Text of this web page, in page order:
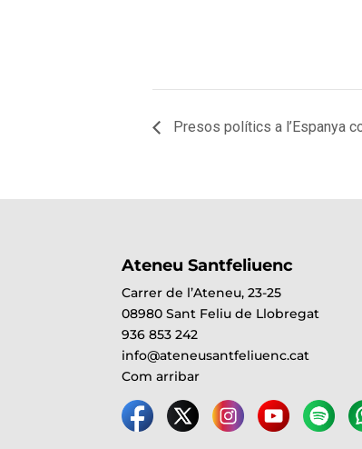
Presos polítics a l’Espanya
Ateneu Santfeliuenc
Carrer de l’Ateneu, 23-25
08980 Sant Feliu de Llobregat
936 853 242
info@ateneusantfeliuenc.cat
Com arribar